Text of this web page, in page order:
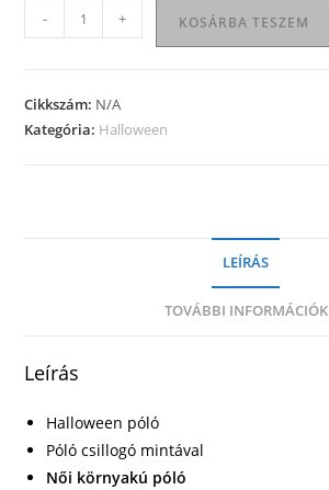
Halloween
póló
mennyiség
- + KOSÁRBA TESZEM
Cikkszám: N/A
Kategória: Halloween
LEÍRÁS
TOVÁBBI INFORMÁCIÓK
Leírás
Halloween póló
Póló csillogó mintával
Női környakú póló